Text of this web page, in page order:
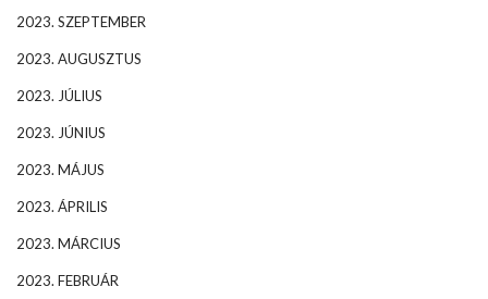
2023. SZEPTEMBER
2023. AUGUSZTUS
2023. JÚLIUS
2023. JÚNIUS
2023. MÁJUS
2023. ÁPRILIS
2023. MÁRCIUS
2023. FEBRUÁR